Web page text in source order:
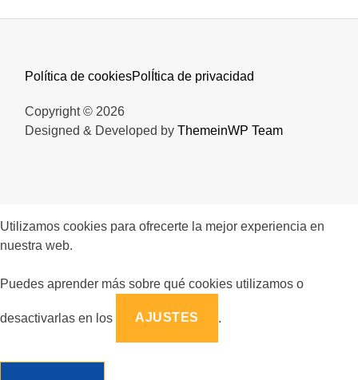
Copyright © 2026
Designed & Developed by ThemeinWP Team
Política de cookiesPolÍtica de privacidad
Utilizamos cookies para ofrecerte la mejor experiencia en
nuestra web.
Puedes aprender más sobre qué cookies utilizamos o
desactivarlas en los AJUSTES